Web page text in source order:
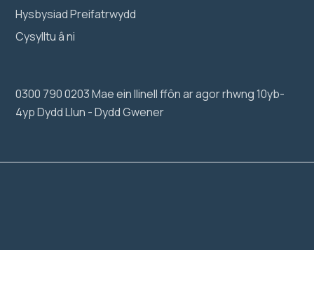
Hysbysiad Preifatrwydd
Cysylltu â ni
0300 790 0203 Mae ein llinell ffôn ar agor rhwng 10yb-
4yp Dydd Llun - Dydd Gwener